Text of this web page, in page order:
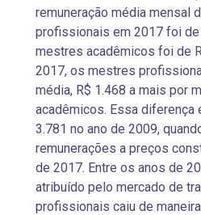
remuneração média mensal
profissionais em 2017 foi de
mestres acadêmicos foi de
2017, os mestres
média, R$ 1.468 a mais por
acadêmicos. Essa diferença
3.781 no ano de 2009,
remunerações a preços
de 2017. Entre os anos de
atribuído pelo mercado de
profissionais caiu de